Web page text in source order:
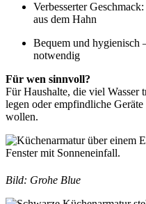
Verbesserter
aus dem Hahn
Bequem und hygienisch
notwendig
Für wen sinnvoll?
Für Haushalte, die viel Wasser
legen oder empfindliche
wollen.
Bild: Grohe Blue